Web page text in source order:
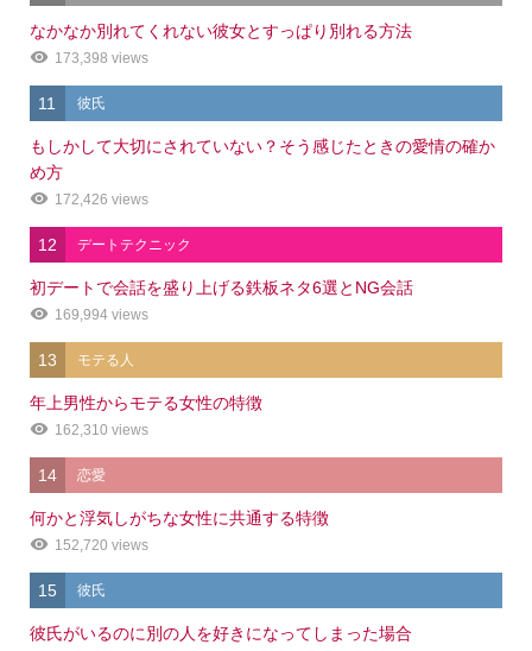
なかなか別れてくれない彼女とすっぱり別れる方法
173,398 views
11 彼氏
もしかして大切にされていない？そう感じたときの愛情の確か
め方
172,426 views
12 デートテクニック
初デートで会話を盛り上げる鉄板ネタ6選とNG会話
169,994 views
13 モテる人
年上男性からモテる女性の特徴
162,310 views
14 恋愛
何かと浮気しがちな女性に共通する特徴
152,720 views
15 彼氏
彼氏がいるのに別の人を好きになってしまった場合